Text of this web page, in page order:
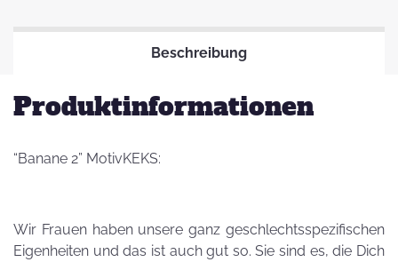
Beschreibung
Produktinformationen
“Banane 2” MotivKEKS:
Wir Frauen haben unsere ganz geschlechtsspezifischen
Eigenheiten und das ist auch gut so. Sie sind es, die Dich